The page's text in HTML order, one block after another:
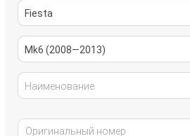
Fiesta
Mk6 (2008—2013)
Наименование